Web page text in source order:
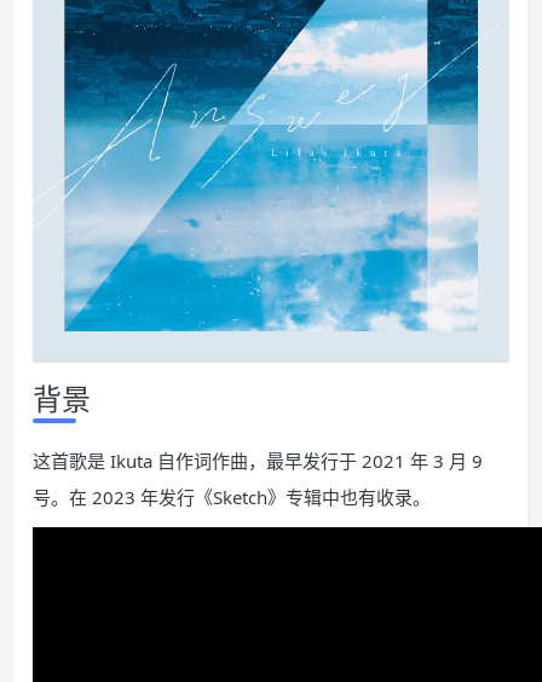
背景
这首歌是 Ikuta 自作词作曲，最早发行于 2021 年 3 月 9
号。在 2023 年发行《Sketch》专辑中也有收录。